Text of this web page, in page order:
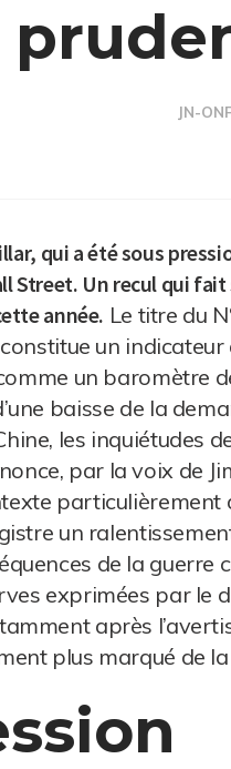
JN-
qui a été sous
Street. Un recul qui
année. Le titre du
un
un baromètre
baisse de la
les inquiétudes
par la voix de
particulièrement
un
de la
exprimées par le
après
plus marqué de